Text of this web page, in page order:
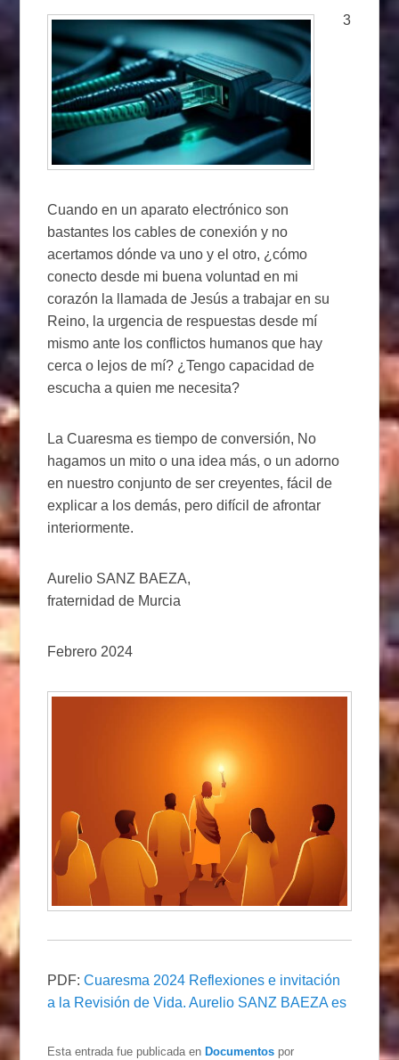
3
Cuando en un aparato electrónico son
bastantes los cables de conexión y no
acertamos dónde va uno y el otro, ¿cómo
conecto desde mi buena voluntad en mi
corazón la llamada de Jesús a trabajar en su
Reino, la urgencia de respuestas desde mí
mismo ante los conflictos humanos que hay
cerca o lejos de mí? ¿Tengo capacidad de
escucha a quien me necesita?
La Cuaresma es tiempo de conversión, No
hagamos un mito o una idea más, o un adorno
en nuestro conjunto de ser creyentes, fácil de
explicar a los demás, pero difícil de afrontar
interiormente.
Aurelio SANZ BAEZA,
fraternidad de Murcia
Febrero 2024
PDF:Cuaresma 2024 Reflexiones e invitación
a la Revisión de Vida. Aurelio SANZ BAEZA es
Esta entrada fue publicada en Documentos por